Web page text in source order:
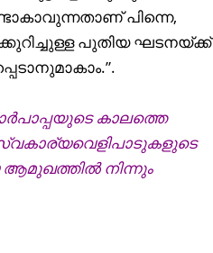
പിന്നെ,
പുതിയ ഘടനയ്ക്ക്
കാലത്തെ
ആമുഖത്തിൽ നിന്നും